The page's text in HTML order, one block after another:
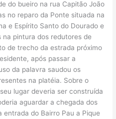
do bueiro na rua Capitão João
no reparo da Ponte situada na
e Espírito Santo do Dourado e
pintura dos redutores de
de trecho da estrada próximo
após passar a
da palavra saudou os
na platéia. Sobre o
lugar deveria ser construída
aguardar a chegada dos
do Bairro Pau a Pique